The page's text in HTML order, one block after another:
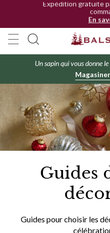
Expédition gratuite
En
Un sapin qui vous donne
Guides
Guides pour choisir les